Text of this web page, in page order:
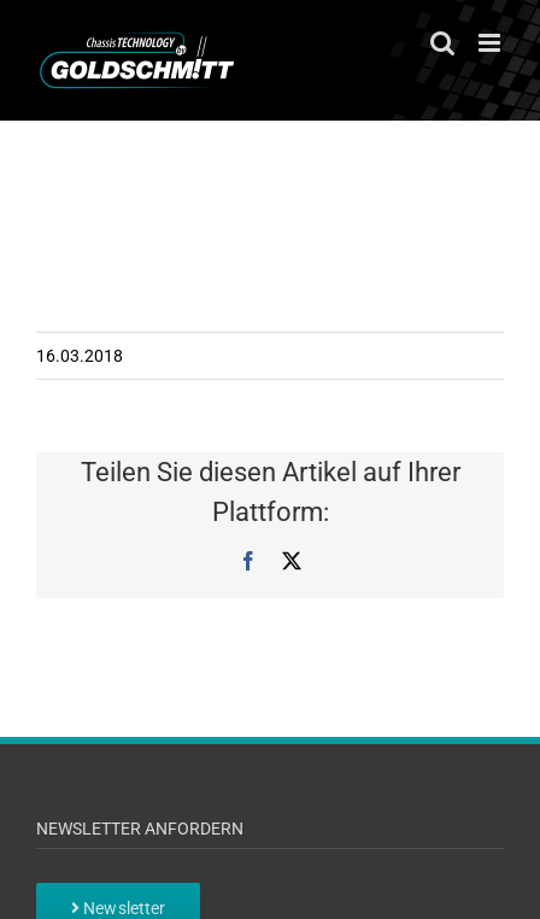
Inhalt
16.03.2018
Teilen Sie diesen Artikel auf Ihrer
Plattform:
Facebook
NEWSLETTER ANFORDERN
Newsletter